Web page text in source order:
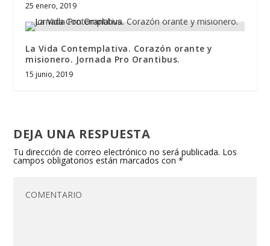
25 enero, 2019
La Vida Contemplativa. Corazón orante y
misionero. Jornada Pro Orantibus.
15 junio, 2019
DEJA UNA RESPUESTA
Tu dirección de correo electrónico no será publicada. Los
campos obligatorios están marcados con*